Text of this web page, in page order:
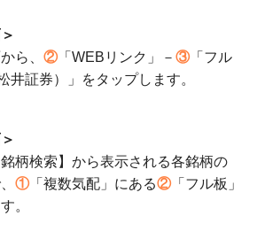
ら、 ②「WEBリンク」－ ③「フル
井証券）」をタップします。
銘柄検索】から表示される各銘柄の
①「複数気配」にある②「フル板」
。